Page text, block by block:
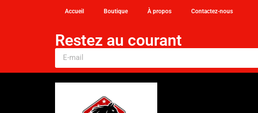
Accueil Boutique À propos Contactez-nous
Restez au courant